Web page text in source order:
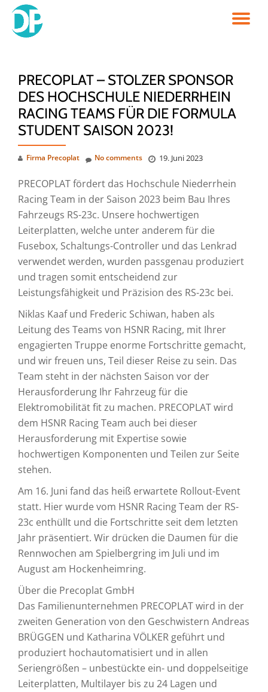
Skip
PRECOPLAT – STOLZER SPONSOR
DES HOCHSCHULE NIEDERRHEIN
RACING TEAMS FÜR DIE FORMULA
STUDENT SAISON 2023!
Firma Precoplat 19. Juni 2023
No comments
PRECOPLAT fördert das Hochschule Niederrhein
Racing Team in der Saison 2023 beim Bau Ihres
Fahrzeugs RS-23c. Unsere hochwertigen
Leiterplatten, welche unter anderem für die
Fusebox, Schaltungs-Controller und das Lenkrad
verwendet werden, wurden passgenau produziert
und tragen somit entscheidend zur
Leistungsfähigkeit und Präzision des RS-23c bei.
Niklas Kaaf und Frederic Schiwan, haben als
Leitung des Teams von HSNR Racing, mit Ihrer
engagierten Truppe enorme Fortschritte gemacht,
und wir freuen uns, Teil dieser Reise zu sein. Das
Team steht in der nächsten Saison vor der
Herausforderung Ihr Fahrzeug für die
Elektromobilität fit zu machen. PRECOPLAT wird
dem HSNR Racing Team auch bei dieser
Herausforderung mit Expertise sowie
hochwertigen Komponenten und Teilen zur Seite
stehen.
Am 16. Juni fand das heiß erwartete Rollout-Event
statt. Hier wurde vom HSNR Racing Team der RS-
23c enthüllt und die Fortschritte seit dem letzten
Jahr präsentiert. Wir drücken die Daumen für die
Rennwochen am Spielbergring im Juli und im
August am Hockenheimring.
Über die Precoplat GmbH
Das Familienunternehmen PRECOPLAT wird in der
zweiten Generation von den Geschwistern Andreas
BRÜGGEN und Katharina VÖLKER geführt und
produziert hochautomatisiert und in allen
Seriengrößen – unbestückte ein- und doppelseitige
Leiterplatten, Multilayer bis zu 24 Lagen und